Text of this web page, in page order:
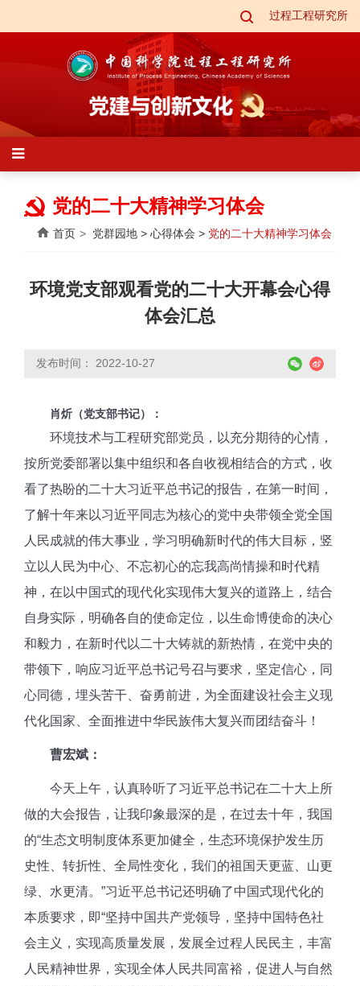
过程工程研究所
党的二十大精神学习体会
首页 党群园地 > 心得体会 > 党的二十大精神学习体会
环境党支部观看党的二十大开幕会心得
体会汇总
发布时间： 2022-10-27
肖炘（党支部书记）：
环境技术与工程研究部党员，以充分期待的心情，
按所党委部署以集中组织和各自收视相结合的方式，收
看了热盼的二十大习近平总书记的报告，在第一时间，
了解十年来以习近平同志为核心的党中央带领全党全国
人民成就的伟大事业，学习明确新时代的伟大目标，竖
立以人民为中心、不忘初心的忘我高尚情操和时代精
神，在以中国式的现代化实现伟大复兴的道路上，结合
自身实际，明确各自的使命定位，以生命博使命的决心
和毅力，在新时代以二十大铸就的新热情，在党中央的
带领下，响应习近平总书记号召与要求，坚定信心，同
心同德，埋头苦干、奋勇前进，为全面建设社会主义现
代化国家、全面推进中华民族伟大复兴而团结奋斗！
曹宏斌：
今天上午，认真聆听了习近平总书记在二十大上所
做的大会报告，让我印象最深的是，在过去十年，我国
的“生态文明制度体系更加健全，生态环境保护发生历
史性、转折性、全局性变化，我们的祖国天更蓝、山更
绿、水更清。”习近平总书记还明确了中国式现代化的
本质要求，即“坚持中国共产党领导，坚持中国特色社
会主义，实现高质量发展，发展全过程人民民主，丰富
人民精神世界，实现全体人民共同富裕，促进人与自然